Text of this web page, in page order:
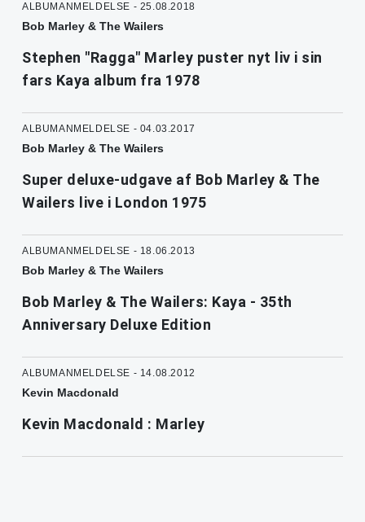
ALBUMANMELDELSE - 25.08.2018
Bob Marley & The Wailers
Stephen "Ragga" Marley puster nyt liv i sin
fars Kaya album fra 1978
ALBUMANMELDELSE - 04.03.2017
Bob Marley & The Wailers
Super deluxe-udgave af Bob Marley & The
Wailers live i London 1975
ALBUMANMELDELSE - 18.06.2013
Bob Marley & The Wailers
Bob Marley & The Wailers: Kaya - 35th
Anniversary Deluxe Edition
ALBUMANMELDELSE - 14.08.2012
Kevin Macdonald
Kevin Macdonald : Marley